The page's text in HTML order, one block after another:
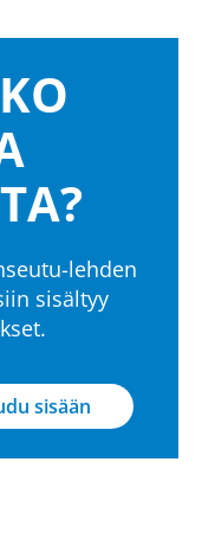
lehden
sisältyy
sisään